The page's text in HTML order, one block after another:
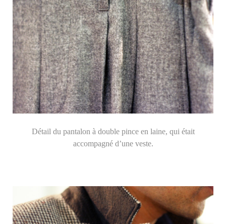
Détail du pantalon à double pince en laine, qui était
accompagné d’une veste.